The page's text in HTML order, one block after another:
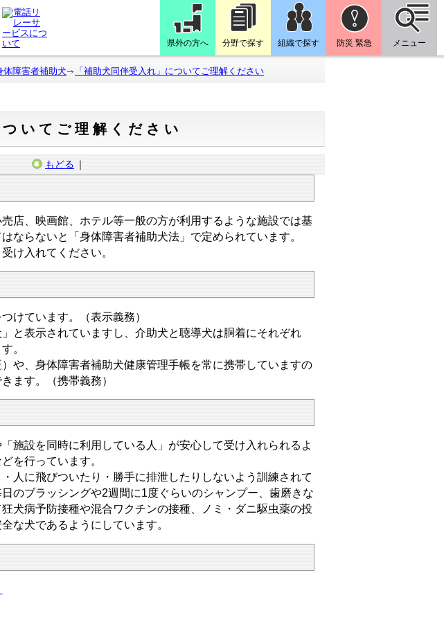
県外の方へ 分野で探す 組織で探す 防災 緊急 メニュー
体障害者補助犬 「補助犬同伴受入れ」についてご理解ください
いてご理解ください
もどる ｜
店、映画館、ホテル等一般の方が利用するような施設では基
ならないと「身体障害者補助犬法」で定められています。
け入れてください。
けています。（表示義務）
と表示されていますし、介助犬と聴導犬は胴着にそれぞれ
。
や、身体障害者補助犬健康管理手帳を常に携帯していますの
ます。（携帯義務）
施設を同時に利用している人」が安心して受け入れられるよ
を行っています。
人に飛びついたり・勝手に排泄したりしないよう訓練されて
のブラッシングや2週間に1度ぐらいのシャンプー、歯磨きな
犬病予防接種や混合ワクチンの接種、ノミ・ダニ駆虫薬の投
な犬であるようにしています。